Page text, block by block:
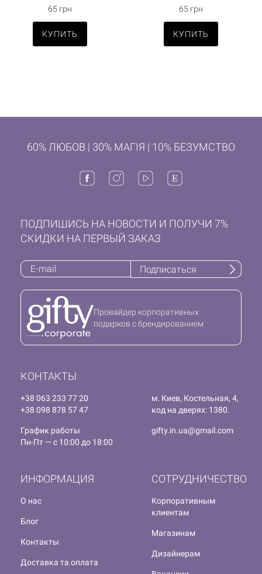
65 грн
КУПИТЬ
65 грн
КУПИТЬ
60% ЛЮБОВ | 30% МАГІЯ | 10% БЕЗУМСТВО
КОНТАКТЫ
+38 063 233 77 20
+38 098 878 57 47
м. Киев, Костельная, 4,
код на дверях: 1380.
График работы
Пн-Пт — с 10:00 до 18:00
gifty.in.ua@gmail.com
СОТРУДНИЧЕСТВО
Корпоративным
клиентам
Магазинам
Дизайнерам
ИНФОРМАЦИЯ
О нас
Блог
Контакты
Доставка та оплата
ПОДПИШИСЬ НА НОВОСТИ И ПОЛУЧИ 7%
СКИДКИ НА ПЕРВЫЙ ЗАКАЗ
Подписаться
Провайдер корпоративных
подарков с брендированием